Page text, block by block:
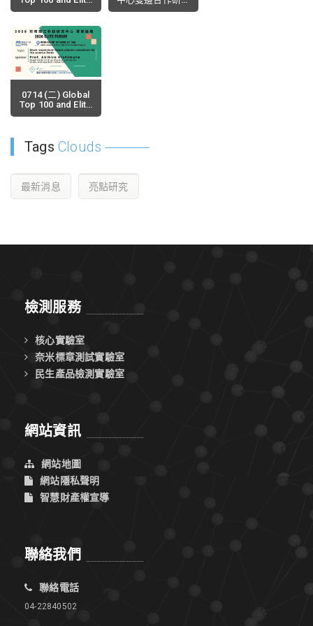
0714 (二) Global
Top 100 and Elite
Tags Clouds
最新消息 亮點研究
檢測服務
核心實驗室
奈米標章測試實驗室
民生產品檢測實驗室
網站資訊
網站地圖
網站隱私聲明
智慧財產權宣導
聯絡我們
聯絡電話
04-22840502